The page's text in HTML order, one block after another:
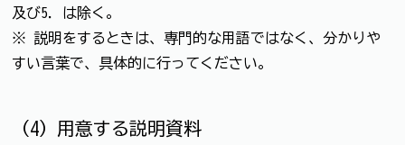
及び5．は除く。
※ 説明をするときは、専門的な用語ではなく、分かりや
すい言葉で、具体的に行ってください。
（4）用意する説明資料